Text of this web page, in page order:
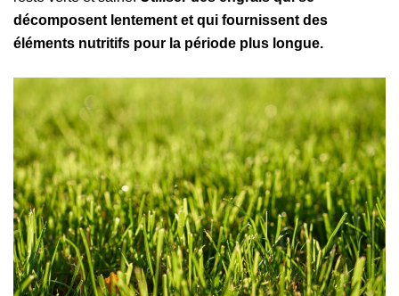
décomposent lentement et qui fournissent des
éléments nutritifs pour la période plus longue.